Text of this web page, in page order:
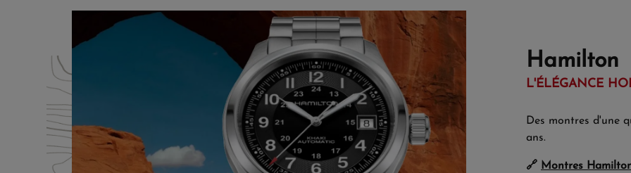
Hamilton
L'ÉLÉGANCE
Des montres d'une
ans.
🔗 Montres